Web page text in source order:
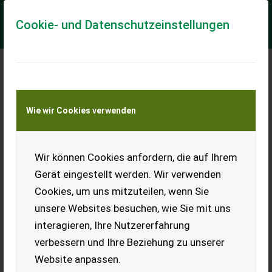
Cookie- und Datenschutzeinstellungen
Wie wir Cookies verwenden
Wir können Cookies anfordern, die auf Ihrem
Gerät eingestellt werden. Wir verwenden
Cookies, um uns mitzuteilen, wenn Sie
unsere Websites besuchen, wie Sie mit uns
interagieren, Ihre Nutzererfahrung
verbessern und Ihre Beziehung zu unserer
Website anpassen.
Meine Transportkostenanfrage
Transport von Land- und Baumaschinen –
KEINE Tiertransporte
Sonstige Spicer 112/10067800 - /Achse/As
== Více podrobnosti (CZ) == Díl vhodný pro: Oblast působnosti
konstrukce DPH/marže: Odpočet DPH pro podnikatele Sériové
číslo: Z-ITA-750675 == We...
EUR 0